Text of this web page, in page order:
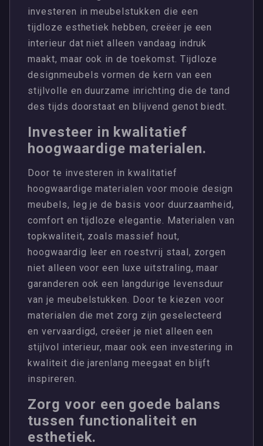
investeren in meubelstukken die een
tijdloze esthetiek hebben, creëer je een
interieur dat niet alleen vandaag indruk
maakt, maar ook in de toekomst. Tijdloze
designmeubels vormen de kern van een
stijlvolle en duurzame inrichting die de tand
des tijds doorstaat en blijvend genot biedt.
Investeer in kwalitatief
hoogwaardige materialen.
Door te investeren in kwalitatief
hoogwaardige materialen voor mooie design
meubels, leg je de basis voor duurzaamheid,
comfort en tijdloze elegantie. Materialen van
topkwaliteit, zoals massief hout,
hoogwaardig leer en roestvrij staal, zorgen
niet alleen voor een luxe uitstraling, maar
garanderen ook een langdurige levensduur
van je meubelstukken. Door te kiezen voor
materialen die met zorg zijn geselecteerd
en vervaardigd, creëer je niet alleen een
stijlvol interieur, maar ook een investering in
kwaliteit die jarenlang meegaat en blijft
inspireren.
Zorg voor een goede balans
tussen functionaliteit en
esthetiek.